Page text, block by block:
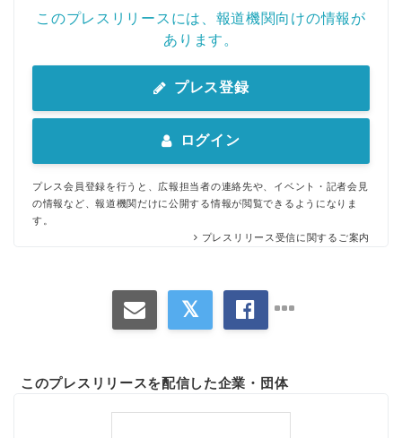
このプレスリリースには、報道機関向けの情報が
あります。
プレス登録
ログイン
プレス会員登録を行うと、広報担当者の連絡先や、イベント・記者会見
の情報など、報道機関だけに公開する情報が閲覧できるようになりま
す。
プレスリリース受信に関するご案内
このプレスリリースを配信した企業・団体